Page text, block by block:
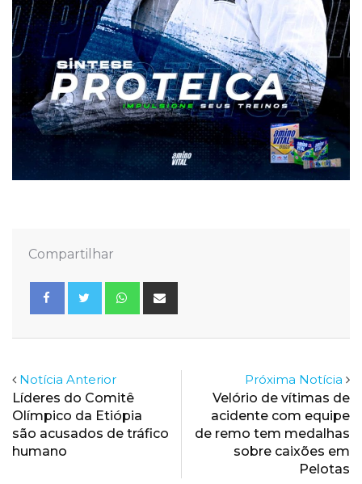
Compartilhar
Whatsapp
Notícia Anterior
Líderes do Comitê
Olímpico da Etiópia
são acusados de tráfico
humano
Próxima Notícia
Velório de vítimas de
acidente com equipe
de remo tem medalhas
sobre caixões em
Pelotas